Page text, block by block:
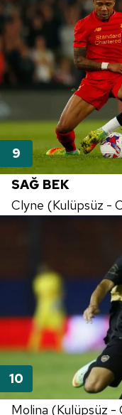
SAĞ BEK
Clyne (Kulüpsüz -
Molina (Kulüpsüz -